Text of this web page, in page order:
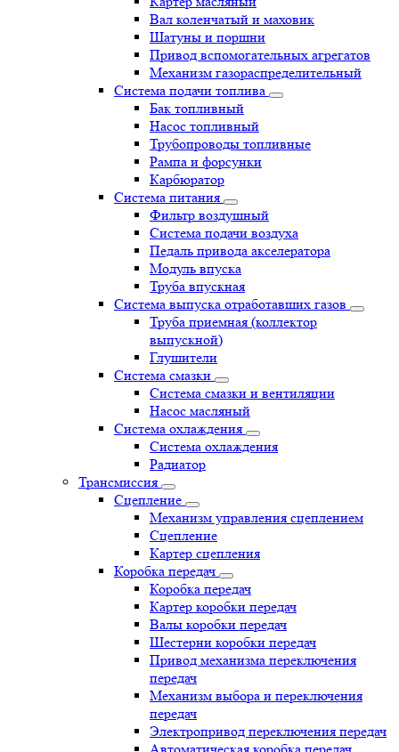
Вал коленчатый и маховик
Шатуны и поршни
Привод вспомогательных агрегатов
Механизм газораспределительный
Система подачи топлива
Бак топливный
Насос топливный
Трубопроводы топливные
Рампа и форсунки
Карбюратор
Система питания
Фильтр воздушный
Система подачи воздуха
Педаль привода акселератора
Модуль впуска
Труба впускная
Система выпуска отработавших газов
Труба приемная (коллектор
выпускной)
Глушители
Система смазки
Система смазки и вентиляции
Насос масляный
Система охлаждения
Система охлаждения
Радиатор
Трансмиссия
Сцепление
Механизм управления сцеплением
Сцепление
Картер сцепления
Коробка передач
Коробка передач
Картер коробки передач
Валы коробки передач
Шестерни коробки передач
Привод механизма переключения
передач
Механизм выбора и переключения
передач
Электропривод переключения передач